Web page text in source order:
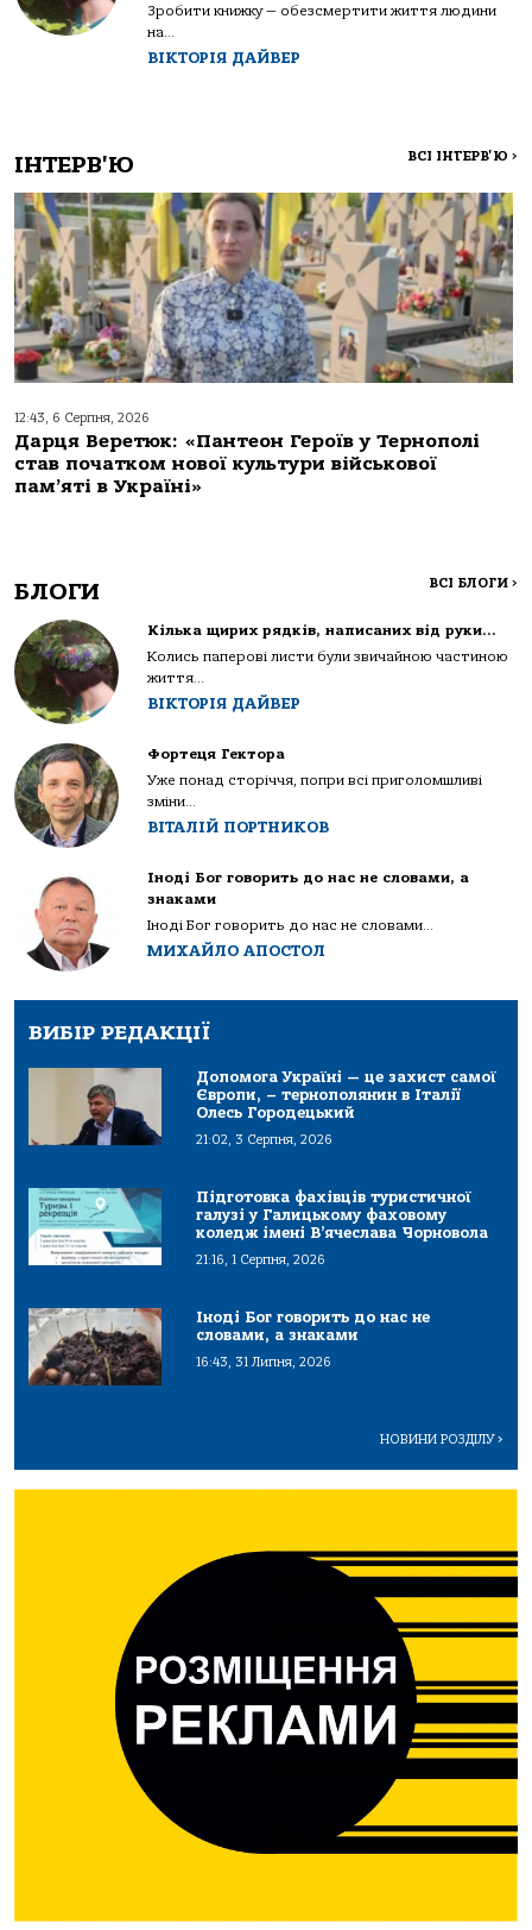
Зробити книжку — обезсмертити життя людини
на...
ВІКТОРІЯ ДАЙВЕР
ІНТЕРВ'Ю ВСІ ІНТЕРВ'Ю >
12:43, 6 Серпня, 2026
Дарця Веретюк: «Пантеон Героїв у Тернополі
став початком нової культури військової
пам’яті в Україні»
БЛОГИ ВСІ БЛОГИ >
Кілька щирих рядків, написаних від руки…
Колись паперові листи були звичайною частиною
життя...
ВІКТОРІЯ ДАЙВЕР
Фортеця Гектора
Уже понад сторіччя, попри всі приголомшливі
зміни...
ВІТАЛІЙ ПОРТНИКОВ
Іноді Бог говорить до нас не словами, а
знаками
Іноді Бог говорить до нас не словами...
МИХАЙЛО АПОСТОЛ
ВИБІР РЕДАКЦІЇ
Допомога Україні — це захист самої
Європи, – тернополянин в Італії
Олесь Городецький
21:02, 3 Серпня, 2026
Підготовка фахівців туристичної
галузі у Галицькому фаховому
коледж імені В’ячеслава Чорновола
21:16, 1 Серпня, 2026
Іноді Бог говорить до нас не
словами, а знаками
16:43, 31 Липня, 2026
НОВИНИ РОЗДІЛУ>